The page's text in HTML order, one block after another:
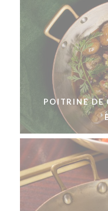
POITRINE DE